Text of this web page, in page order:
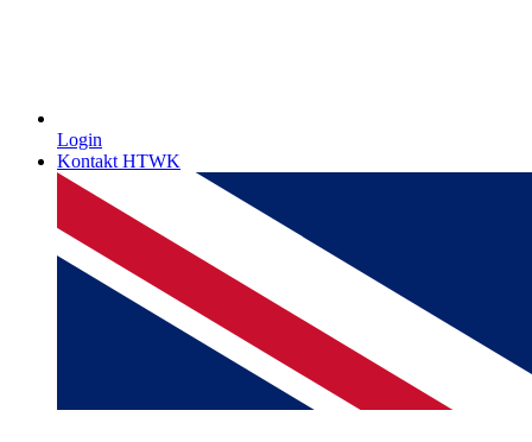
Login
Kontakt HTWK